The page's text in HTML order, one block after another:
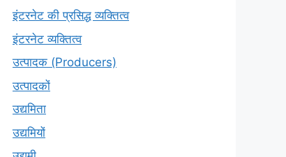
इंटरनेट की प्रसिद्ध व्यक्तित्व
इंटरनेट व्यक्तित्व
उत्पादक (Producers)
उत्पादकों
उद्यमिता
उद्यमियों